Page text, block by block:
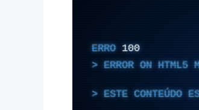
ERRO 100
ERROR ON HTML5
ESTE CONTEÚDO